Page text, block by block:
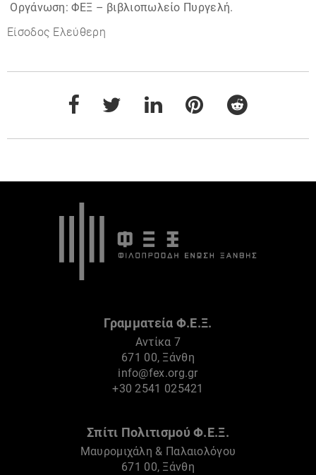
Οργάνωση: ΦΕΞ – βιβλιοπωλείο Πυργελή.
Είσοδος Ελεύθερη
Γραμματεία Φ.Ε.Ξ.
Αντίκα 7
671 00, Ξάνθη
info@fex.org.gr
+30 2541 025421
Σπίτι Πολιτισμού Φ.Ε.Ξ.
Μαυρομιχάλη & Παλαιολόγου
671 00, Ξάνθη